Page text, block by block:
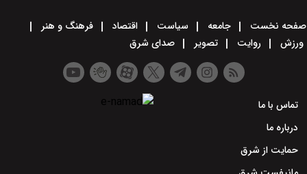
صفحه نخست جامعه سیاست اقتصاد
فرهنگ و هنر
ورزش
روایت تصویر صدای شرق
تماس با ما
درباره ما
حمایت از شرق